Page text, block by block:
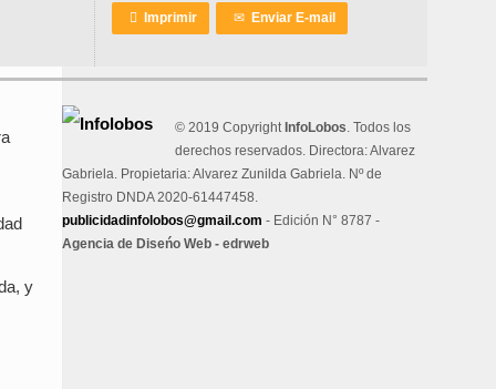
 Imprimir ✉ Enviar E-mail
y
© 2019 Copyright InfoLobos. Todos los
derechos reservados. Directora: Alvarez
Gabriela. Propietaria: Alvarez Zunilda Gabriela. Nº de
Registro DNDA 2020-61447458.
publicidadinfolobos@gmail.com - Edición N° 8787 -
Agencia de Diseńo Web - edrweb